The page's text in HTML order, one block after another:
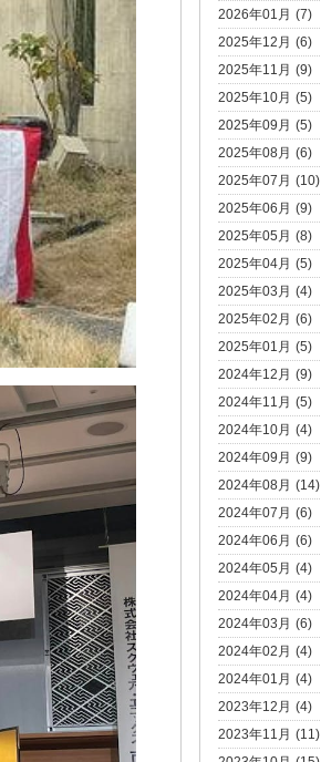
2026年01月 (7)
2025年12月 (6)
2025年11月 (9)
2025年10月 (5)
2025年09月 (5)
2025年08月 (6)
2025年07月 (10)
2025年06月 (9)
2025年05月 (8)
2025年04月 (5)
2025年03月 (4)
2025年02月 (6)
2025年01月 (5)
2024年12月 (9)
2024年11月 (5)
2024年10月 (4)
2024年09月 (9)
2024年08月 (14)
2024年07月 (6)
2024年06月 (6)
2024年05月 (4)
2024年04月 (4)
2024年03月 (6)
2024年02月 (4)
2024年01月 (4)
2023年12月 (4)
2023年11月 (11)